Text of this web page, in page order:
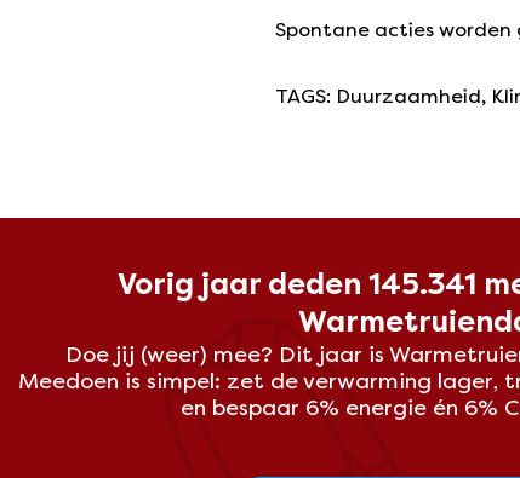
Spontane acties
TAGS: Duurzaamheid,
Vorig jaar deden 145.341
Doe jij (weer) mee? Dit jaar is
Meedoen is simpel: zet de verwarming lager,
en bespaar 6% energie én 6%